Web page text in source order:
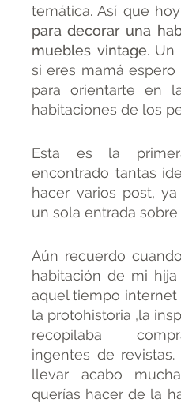
temática. Así que
para decorar una
muebles vintage. Un
si eres mamá
para orientarte en
habitaciones de los
Esta es la
encontrado tantas
hacer varios post,
un sola entrada
Aún recuerdo
habitación de mi hija
aquel tiempo internet
la protohistoria ,la
recopilaba
ingentes de
llevar acabo
querías hacer de la